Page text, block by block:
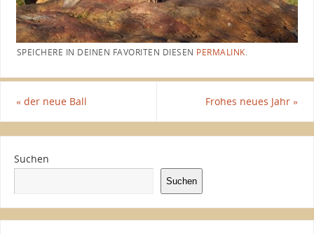
SPEICHERE IN DEINEN FAVORITEN DIESEN PERMALINK.
«der neue Ball Frohes neues Jahr»
Suchen
Suchen